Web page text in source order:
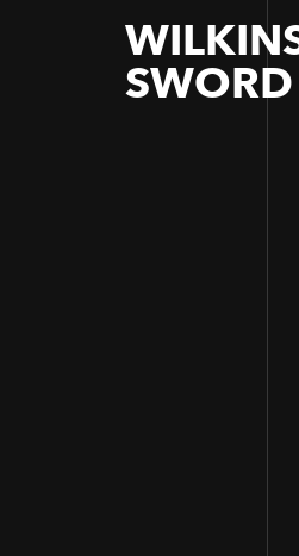
SWORD